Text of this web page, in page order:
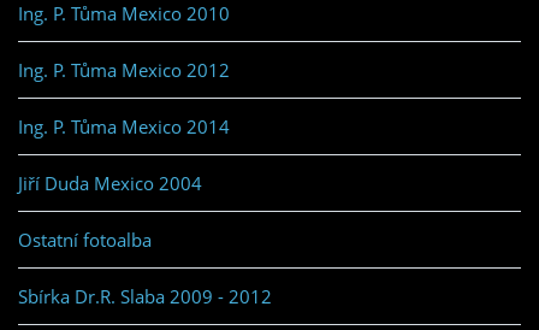
Ing. P. Tůma Mexico 2010
Ing. P. Tůma Mexico 2012
Ing. P. Tůma Mexico 2014
Jiří Duda Mexico 2004
Ostatní fotoalba
Sbírka Dr.R. Slaba 2009 - 2012